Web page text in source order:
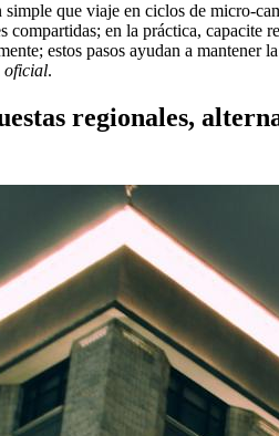
que viaje en ciclos de micro-
en la práctica, capacite
estos pasos ayudan a mantener
oficial.
regionales,